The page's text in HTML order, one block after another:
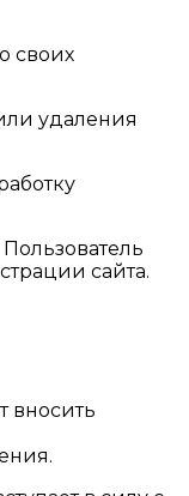
своих
удаления
сайта.
вносить